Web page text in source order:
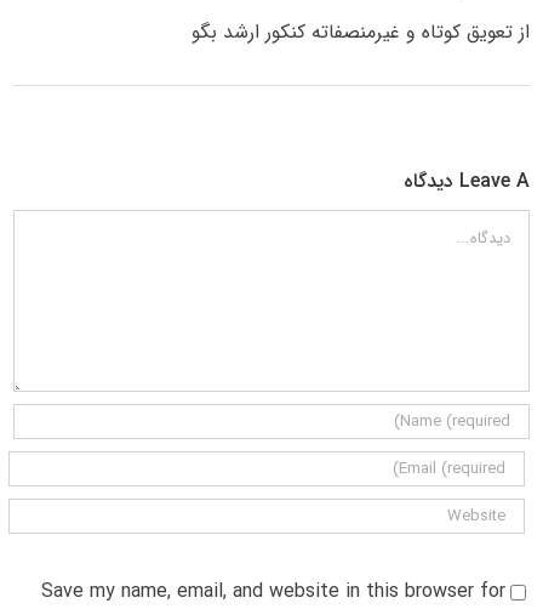
از تعویق کوتاه و غیرمنصفاته کنکور ارشد بگو
Leave A دیدگاه
دیدگاه
Save my name, email, and website in this browser for